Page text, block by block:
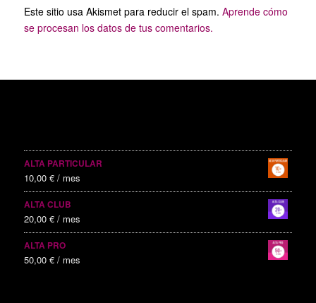
Este sitio usa Akismet para reducir el spam. Aprende cómo
se procesan los datos de tus comentarios.
ALTA PARTICULAR
10,00 € / mes
ALTA CLUB
20,00 € / mes
ALTA PRO
50,00 € / mes